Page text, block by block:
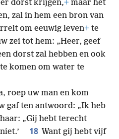
dorst krijgen,+ maar het
zal in hem een bron van
om eeuwig leven+ te
zei tot hem: „Heer, geef
dorst zal hebben en ook
komen om water te
roep uw man en kom
gaf ten antwoord: „Ik heb
„Gij hebt terecht
niet.’
18 Want gij hebt vijf